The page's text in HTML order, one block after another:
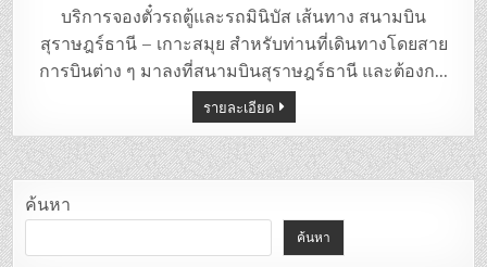
สนาม
บิน
สุราษฎร์ธานี
–
เกาะสมุย
บริการจองตั๋วรถตู้และรถมินิบัส เส้นทาง สนามบิน
สุราษฎร์ธานี – เกาะสมุย สำหรับท่านที่เดินทางโดยสาย
การบินต่าง ๆ มาลงที่สนามบินสุราษฎร์ธานี และต้องก…
รายละเอียด
ค้นหา
ค้นหา